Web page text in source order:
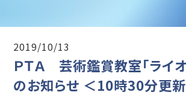
2019/10/13
ＰＴＡ 芸術鑑賞教室「ライ
のお知らせ ＜10時30分更